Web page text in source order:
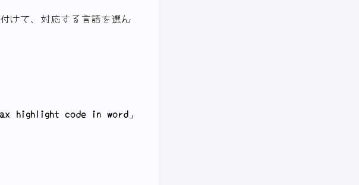
けて、対応する言語を選ん
highlight code in word」